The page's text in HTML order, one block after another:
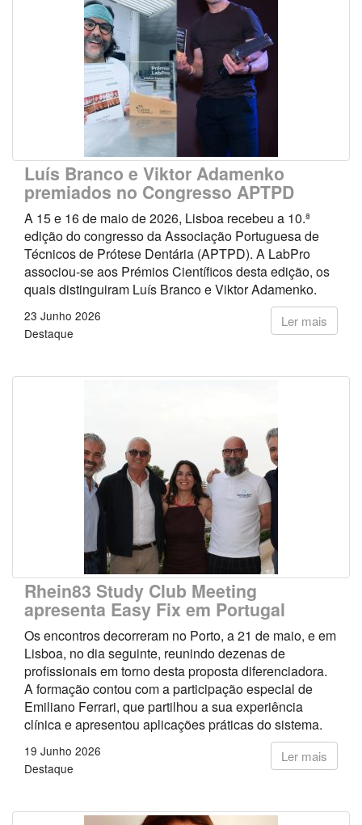
Luís Branco e Viktor Adamenko
premiados no Congresso APTPD
A 15 e 16 de maio de 2026, Lisboa recebeu a 10.ª
edição do congresso da Associação Portuguesa de
Técnicos de Prótese Dentária (APTPD). A LabPro
associou-se aos Prémios Científicos desta edição, os
quais distinguiram Luís Branco e Viktor Adamenko.
Ler mais
23 Junho 2026
Destaque
Rhein83 Study Club Meeting
apresenta Easy Fix em Portugal
Os encontros decorreram no Porto, a 21 de maio, e em
Lisboa, no dia seguinte, reunindo dezenas de
profissionais em torno desta proposta diferenciadora.
A formação contou com a participação especial de
Emiliano Ferrari, que partilhou a sua experiência
clínica e apresentou aplicações práticas do sistema.
Ler mais
19 Junho 2026
Destaque